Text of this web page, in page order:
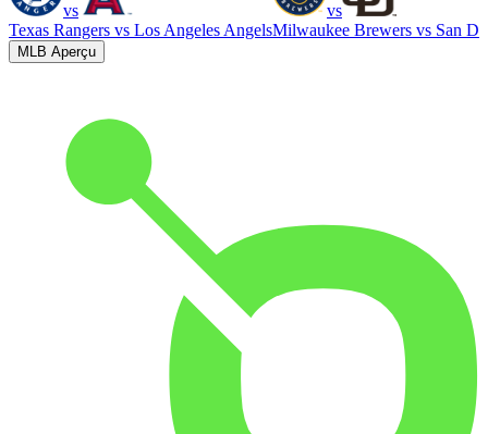
vs
Texas Rangers vs Los Angeles Angels
vs
Milwaukee Brewers vs San
MLB Aperçu